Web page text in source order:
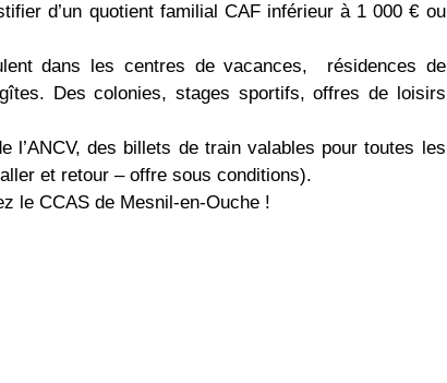
d’un quotient familial CAF inférieur à 1 000 € ou
dans les centres de vacances, résidences de
Des colonies, stages sportifs, offres de loisirs
l’ANCV, des billets de train valables pour toutes les
et retour – offre sous conditions).
le CCAS de Mesnil-en-Ouche !